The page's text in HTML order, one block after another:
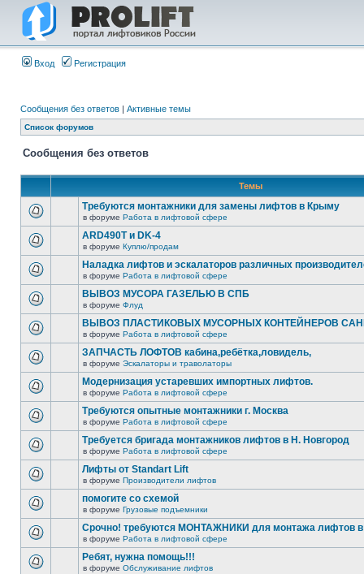
Вход Регистрация
Сообщения без ответов | Активные темы
Список форумов
Сообщения без ответов
Темы
Требуются монтажники для замены лифтов в Крыму
в форуме Работа в лифтовой сфере
ARD490T и DK-4
в форуме Куплю/продам
Наладка лифтов и эскалаторов различных
в форуме Работа в лифтовой сфере
ВЫВОЗ МУСОРА ГАЗЕЛЬЮ В СПБ
в форуме Флуд
ВЫВОЗ ПЛАСТИКОВЫХ МУСОРНЫХ КОНТЕЙНЕРОВ
в форуме Работа в лифтовой сфере
ЗАПЧАСТЬ ЛОФТОВ кабина,ребётка,ловидель,
в форуме Эскалаторы и траволаторы
Модернизация устаревших импортных лифтов.
в форуме Работа в лифтовой сфере
Требуются опытные монтажники г. Москва
в форуме Работа в лифтовой сфере
Требуется бригада монтажников лифтов в Н. Новгород
в форуме Работа в лифтовой сфере
Лифты от Standart Lift
в форуме Производители лифтов
помогите со схемой
в форуме Грузовые подъемники
Срочно! требуются МОНТАЖНИКИ для монтажа лифтов в
в форуме Работа в лифтовой сфере
Ребят, нужна помощь!!!
в форуме Обслуживание лифтов